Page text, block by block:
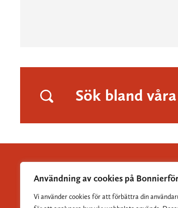
Användning av cookies på
Vi använder cookies för att förbättra din
Sök bland våra